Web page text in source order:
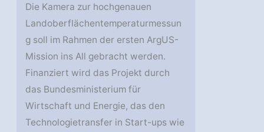
Die Kamera zur hochgenauen
Landoberflächentemperaturmessun
g soll im Rahmen der ersten ArgUS-
Mission ins All gebracht werden.
Finanziert wird das Projekt durch
das Bundesministerium für
Wirtschaft und Energie, das den
Technologietransfer in Start-ups wie